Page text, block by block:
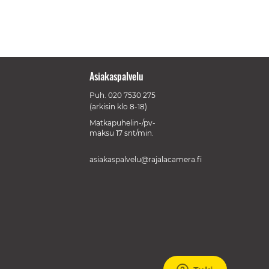
Asiakaspalvelu
Puh. 020 7530 275
(arkisin klo 8-18)
Matkapuhelin-/pv-
maksu 17 snt/min.
asiakaspalvelu@rajalacamera.fi